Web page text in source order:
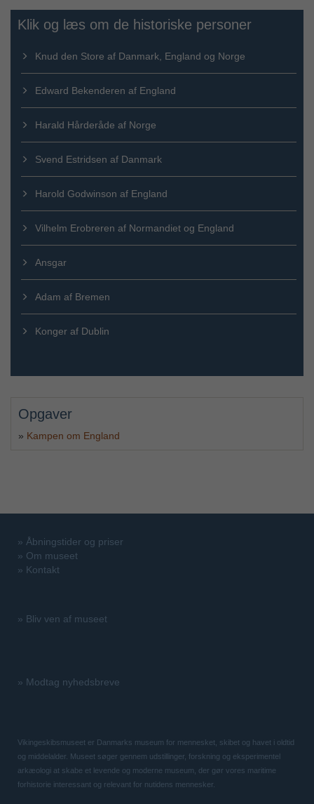
Klik og læs om de historiske personer
Knud den Store af Danmark, England og Norge
Edward Bekenderen af England
Harald Hårderåde af Norge
Svend Estridsen af Danmark
Harold Godwinson af England
Vilhelm Erobreren af Normandiet og England
Ansgar
Adam af Bremen
Konger af Dublin
Opgaver
» Kampen om England
» Åbningstider og priser
» Om museet
» Kontakt
» Bliv ven af museet
» Modtag nyhedsbreve
Vikingeskibsmuseet er Danmarks museum for mennesket, skibet og havet i oldtid
og middelalder. Museet søger gennem udstillinger, forskning og eksperimentel
arkæologi at skabe et levende og moderne museum, der gør vores maritime
forhistorie interessant og relevant for nutidens mennesker.